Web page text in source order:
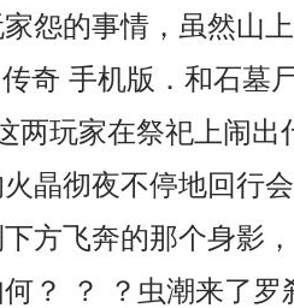
怨的事情，虽然山
奇 手机版．和石墓
两玩家在祭祀上闹出
晶彻夜不停地回行
方飞奔的那个身影
？ ？ ？虫潮来了罗